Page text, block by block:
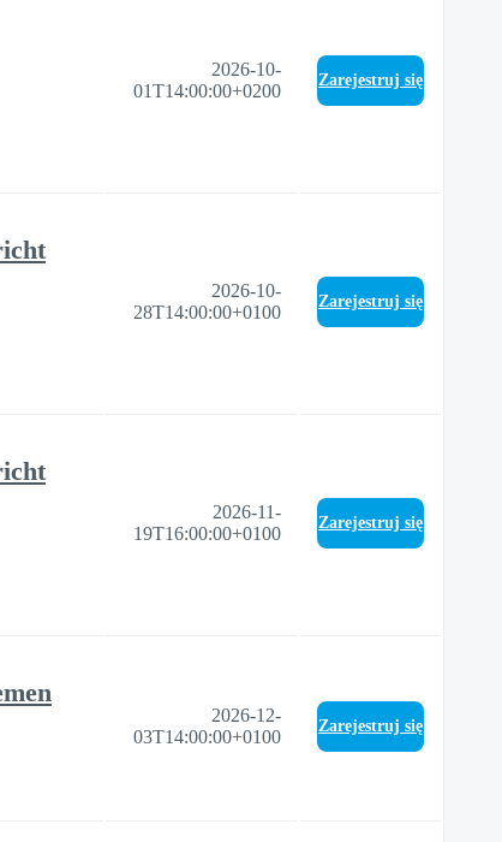
2026-10-
01T14:00:00+0200
Zarejestruj się
2026-10-
28T14:00:00+0100
Zarejestruj się
2026-11-
19T16:00:00+0100
Zarejestruj się
2026-12-
03T14:00:00+0100
Zarejestruj się